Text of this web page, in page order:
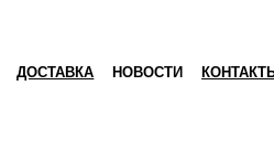
ДОСТАВКА НОВОСТИ